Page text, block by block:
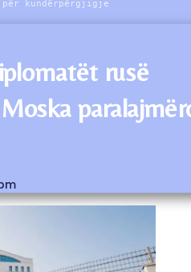
për kundërpërgjigje
rusë